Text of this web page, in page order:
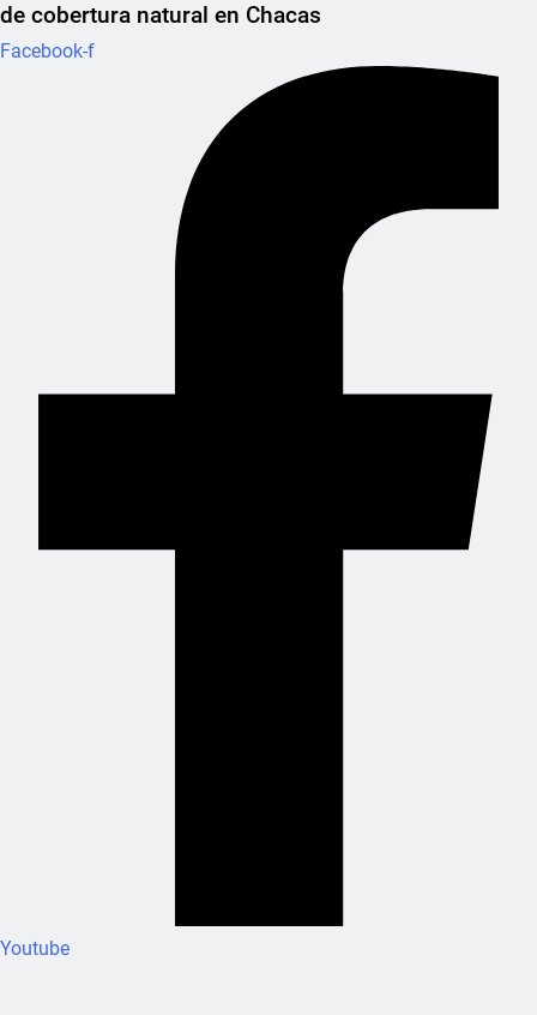
de cobertura natural en Chacas
Facebook-f
Youtube